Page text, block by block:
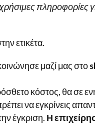
πληροφορίες
ετικέτα.
μαζί μας στο
κόστος, θα σε
να εγκρίνεις
έγκριση. Η